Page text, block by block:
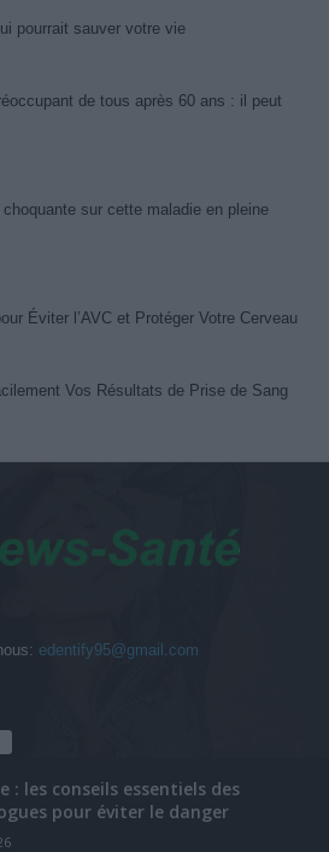
pourrait sauver votre vie
de tous après 60 ans : il peut
sur cette maladie en pleine
Éviter l’AVC et Protéger Votre Cerveau
Vos Résultats de Prise de Sang
edentify95@gmail.com
: les conseils essentiels des
pour éviter le danger